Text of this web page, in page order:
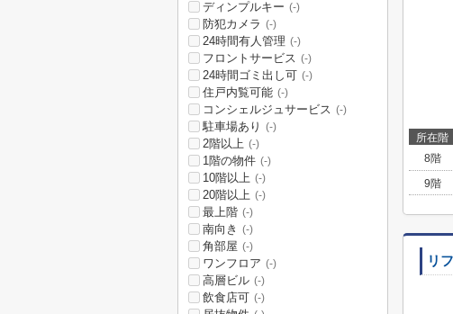
所在階
8階
9階
リ
ディンプルキー (-)
防犯カメラ (-)
24時間有人管理 (-)
フロントサービス (-)
24時間ゴミ出し可 (-)
住戸内覧可能 (-)
コンシェルジュサービス (-)
駐車場あり (-)
2階以上 (-)
1階の物件 (-)
10階以上 (-)
20階以上 (-)
最上階 (-)
南向き (-)
角部屋 (-)
ワンフロア (-)
高層ビル (-)
飲食店可 (-)